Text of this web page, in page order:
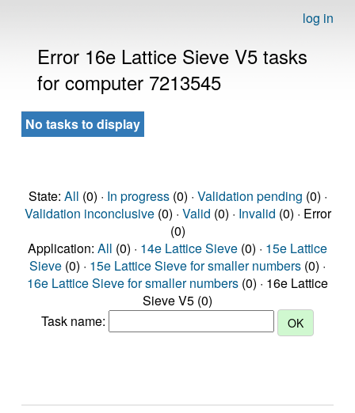
log in
Error 16e Lattice Sieve V5 tasks
for computer 7213545
No tasks to display
State: All (0) · In progress(0) · Validation pending (0) ·
Validation inconclusive(0) · Valid (0) · Invalid (0) · Error
(0)
Application: All (0) · 14e Lattice Sieve (0) · 15e Lattice
Sieve (0) · 15e Lattice Sieve for smaller numbers (0) ·
16e Lattice Sieve for smaller numbers (0) · 16e Lattice
Sieve V5 (0)
Task name: